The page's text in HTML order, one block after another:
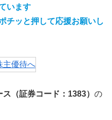
います
チッと押して応援お願いし
（証券コード：1383） の